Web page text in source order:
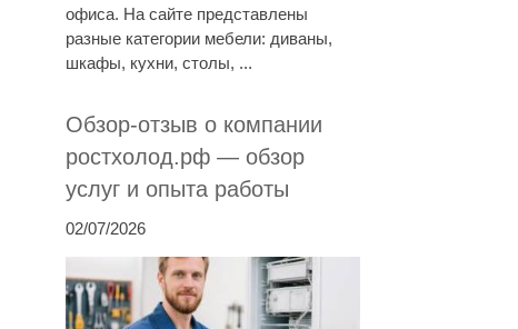
офиса. На сайте представлены
разные категории мебели: диваны,
шкафы, кухни, столы, ...
Обзор-отзыв о компании
ростхолод.рф — обзор
услуг и опыта работы
02/07/2026